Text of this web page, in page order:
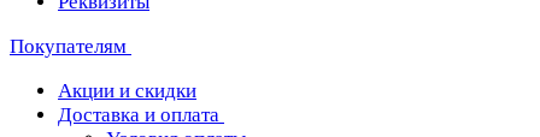
Покупателям
Акции и скидки
Доставка и оплата